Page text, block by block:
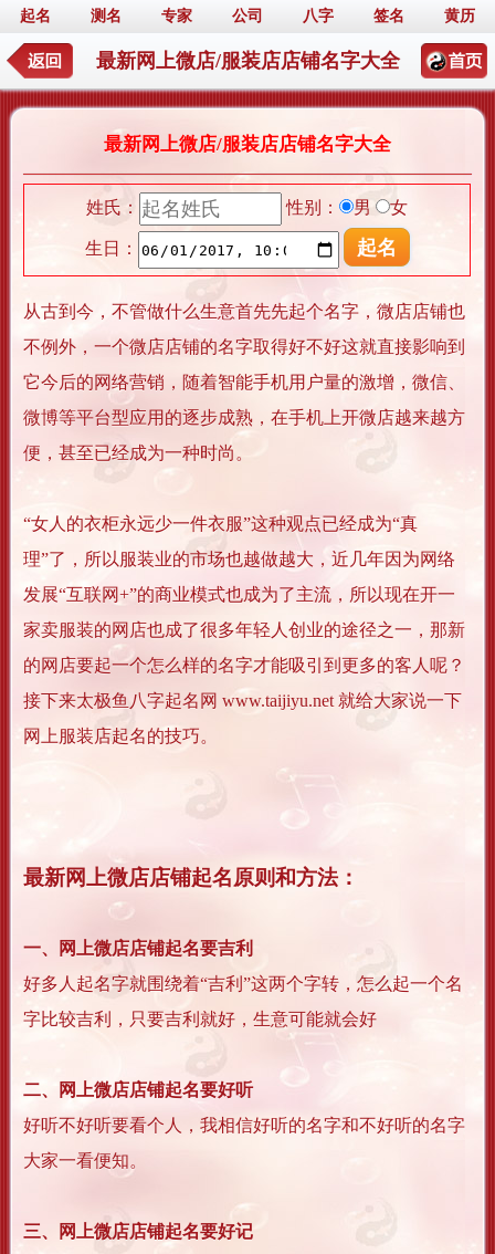
起名 测名 专家 公司 八字 签名 黄历
最新网上微店/服装店店铺名字大全
最新网上微店/服装店店铺名字大全
姓氏： 性别： 男 女
生日：
从古到今，不管做什么生意首先先起个名字，微店店铺也
不例外，一个微店店铺的名字取得好不好这就直接影响到
它今后的网络营销，随着智能手机用户量的激增，微信、
微博等平台型应用的逐步成熟，在手机上开微店越来越方
便，甚至已经成为一种时尚。
“女人的衣柜永远少一件衣服”这种观点已经成为“真
理”了，所以服装业的市场也越做越大，近几年因为网络
发展“互联网+”的商业模式也成为了主流，所以现在开一
家卖服装的网店也成了很多年轻人创业的途径之一，那新
的网店要起一个怎么样的名字才能吸引到更多的客人呢？
接下来太极鱼八字起名网 www.taijiyu.net 就给大家说一下
网上服装店起名的技巧。
最新网上微店店铺起名原则和方法：
一、网上微店店铺起名要吉利
好多人起名字就围绕着“吉利”这两个字转，怎么起一个名
字比较吉利，只要吉利就好，生意可能就会好
二、网上微店店铺起名要好听
好听不好听要看个人，我相信好听的名字和不好听的名字
大家一看便知。
三、网上微店店铺起名要好记